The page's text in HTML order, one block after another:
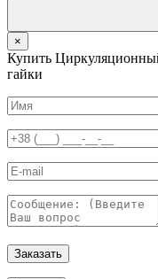
×
Купить
гайки
Заказать